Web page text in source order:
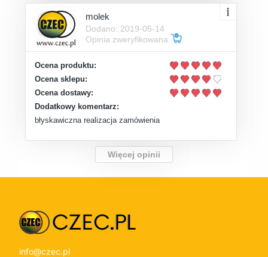
molek
Dodano: 2019-05-14
Opinia zweryfikowana
Ocena produktu:
Ocena sklepu:
Ocena dostawy:
Dodatkowy komentarz:
błyskawiczna realizacja zamówienia
Więcej opinii
info@czec.pl